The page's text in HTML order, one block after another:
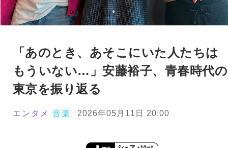
「あのとき、あそこにいた人たちは
もういない…」安藤裕子、青春時代の
東京を振り返る
エンタメ 音楽 2026年05月11日 20:00